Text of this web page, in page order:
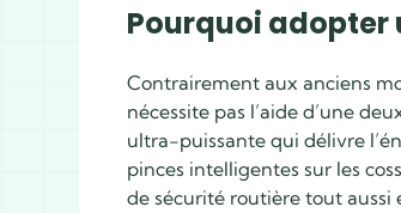
Pourquoi adopter
Contrairement aux anciens
nécessite pas l’aide d’une
ultra-puissante qui délivre
pinces intelligentes sur les
de sécurité routière tout aussi